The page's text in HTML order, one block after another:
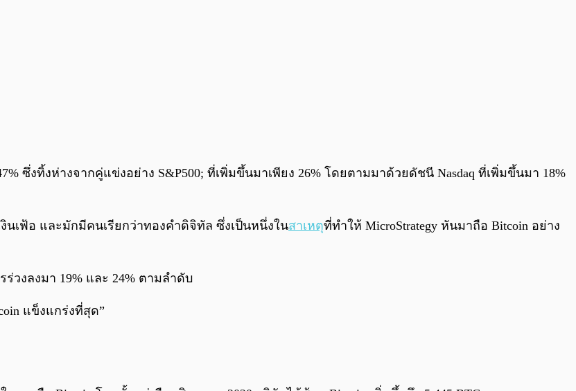
ซึ่งทิ้งห่างจากคู่แข่งอย่าง S&P500; ที่เพิ่มขึ้นมาเพียง 26% โดยตามมาด้วยดัชนี Nasdaq ที่เพิ่มขึ้นมา 18%
นเฟ้อ และมักมีคนเรียกว่าทองคำดิจิทัล ซึ่งเป็นหนึ่งในสาเหตุที่ทำให้ MicroStrategy หันมาถือ Bitcoin อย่าง
วงลงมา 19% และ 24% ตามลำดับ
แข็งแกร่งที่สุด”